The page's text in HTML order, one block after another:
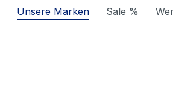
Unsere Marken Sale %